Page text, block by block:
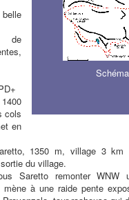
de
1400
cols
en
1350 m, village 3 km
du village.
Saretto remonter WNW
mène à une raide pente